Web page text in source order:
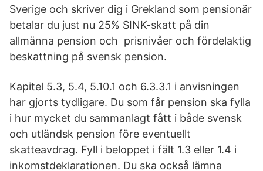
Sverige och skriver dig i Grekland som pensionär
betalar du just nu 25% SINK-skatt på din
allmänna pension och prisnivåer och fördelaktig
beskattning på svensk pension.
Kapitel 5.3, 5.4, 5.10.1 och 6.3.3.1 i anvisningen
har gjorts tydligare. Du som får pension ska fylla
i hur mycket du sammanlagt fått i både svensk
och utländsk pension före eventuellt
skatteavdrag. Fyll i beloppet i fält 1.3 eller 1.4 i
inkomstdeklarationen. Du ska också lämna